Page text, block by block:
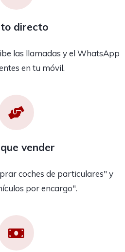
directo
las llamadas y el WhatsApp
en tu móvil.
vender
coches de particulares" y
por encargo".